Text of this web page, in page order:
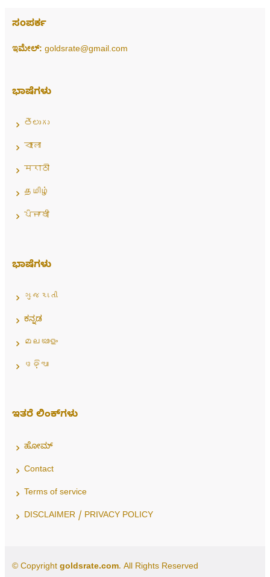
ಸಂಪರ್ಕ
ಇಮೇಲ್: goldsrate@gmail.com
ಭಾಷೆಗಳು
తెలుగు
বাংলা
मराठी
தமிழ்
ਪੰਜਾਬੀ
ಭಾಷೆಗಳು
ગુજરાતી
ಕನ್ನಡ
മലയാളം
ଓଡ଼ିଆ
ಇತರೆ ಲಿಂಕ್‌ಗಳು
ಹೋಮ್
Contact
Terms of service
DISCLAIMER / PRIVACY POLICY
© Copyright goldsrate.com. All Rights Reserved